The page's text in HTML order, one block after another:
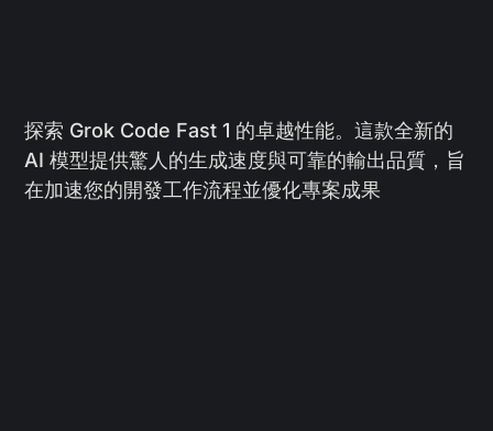
探索 Grok Code Fast 1 的卓越性能。這款全新的
AI 模型提供驚人的生成速度與可靠的輸出品質，旨
在加速您的開發工作流程並優化專案成果